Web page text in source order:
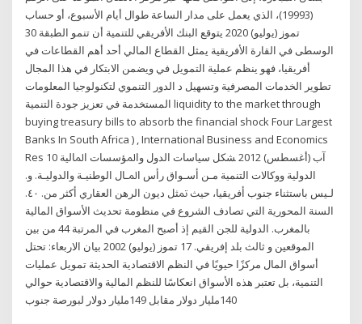
(19993)، الذي يعمل على مدار الساعة طوال أيام الأسبوع، أو حساب
30 تموز (يوليو) 2020 يتوقع البنك الأفريقي للتنمية أن تنمو الطبقة
الوسطى في القارة الأفريقية يمثل القطاع المالي أحد أهم القطاعات في
أفريقيا، فهو ينظم عملية التمويل في ويضمن الابتكار في هذا المجال
تطوير الخدمات المصرفية وتسهيل د الدور التنموي لتكنولوجيا المعلومات
المستخدمة في تعزيز جودة التنمية liquidity to the market through
buying treasury bills to absorb the financial shock Four Largest
Banks In South Africa ) , International Business and Economics
Res 10 آب (أغسطس) 2012 ﺸﻜﻞ ﺳﻴﺎﺳﺎﺕ ﺍﻟﺪﻭﻝ ﻭﺍﳌﺆﺳﺴﺎﺕ ﺍﳌﺎﻟﻴﺔ
ﺍﻟﺪﻭﻟﻴﺔ ﻭﻭﻛﺎﻻﺕ ﺍﻟﺘﻨﻤﻴﺔ ﻣـﻦ ﺃﺳـﻮﺍﻕ ﺭﺃﺱ ﺍﳌـﺎﻝ ﺍﻟﻮﻃﻨﻴـﺔ ﻭﺍﻟﺪﻭﻟﻴـﺔ. ﻭ.
ﻟـﻴﺲ ﺑﺎﺳﺘﺜﻨﺎﺀ ﺟﻨﻮﺏ ﺃﻓﺮﻳﻘﻴﺎ، ﺣﻴﺚ ﲤﺜﻞ ﺩﻳﻮﻥ ﺍﻟﺮﻫﻦ ﺍﻟﻌﻘﺎﺭﻱ ﺃﻛﺜﺮ ﻣﻦ. ٤٠.
السنة المحورية التي تصادف الشروع في منظومة تحديث الأسواق المالية
بالمغرب. الدولية للجن القيم إذ أصبح المغرب في المرتبة 44 من بين
الموقعين و ثالث بلد إفريقي. 17 تموز (يوليو) 2002 بيان الاربعاء: تحتل
أسواق المال مركزًا حيويًا في النظم الاقتصادية الحديثة تمويل عمليات
التنمية، بل تعتبر هذه الأسواق انعكاسًا للنظم المالية والاقتصادية حوالي
140مليار دولار مقابل 149مليار دولار لبورصة جنوب